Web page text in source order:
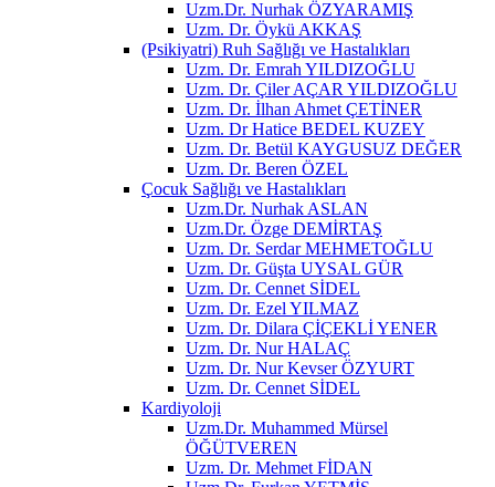
Uzm.Dr. Nurhak ÖZYARAMIŞ
Uzm. Dr. Öykü AKKAŞ
(Psikiyatri) Ruh Sağlığı ve Hastalıkları
Uzm. Dr. Emrah YILDIZOĞLU
Uzm. Dr. Çiler AÇAR YILDIZOĞLU
Uzm. Dr. İlhan Ahmet ÇETİNER
Uzm. Dr Hatice BEDEL KUZEY
Uzm. Dr. Betül KAYGUSUZ DEĞER
Uzm. Dr. Beren ÖZEL
Çocuk Sağlığı ve Hastalıkları
Uzm.Dr. Nurhak ASLAN
Uzm.Dr. Özge DEMİRTAŞ
Uzm. Dr. Serdar MEHMETOĞLU
Uzm. Dr. Güşta UYSAL GÜR
Uzm. Dr. Cennet SİDEL
Uzm. Dr. Ezel YILMAZ
Uzm. Dr. Dilara ÇİÇEKLİ YENER
Uzm. Dr. Nur HALAÇ
Uzm. Dr. Nur Kevser ÖZYURT
Uzm. Dr. Cennet SİDEL
Kardiyoloji
Uzm.Dr. Muhammed Mürsel
ÖĞÜTVEREN
Uzm. Dr. Mehmet FİDAN